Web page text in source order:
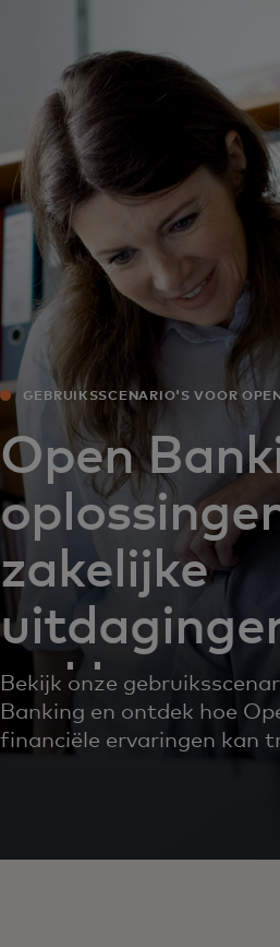
Zakelijk
Voor de wereld
Voor vernieuwers
Nieuws en trends
GEBRUIKSSCENARIO'S VOOR
Open
zakelijke
pakken
Bekijk onze
Banking en ontdek hoe
financiële ervaringen kan